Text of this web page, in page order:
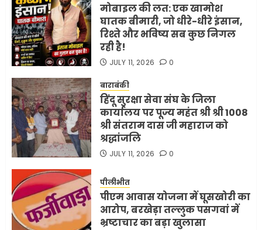
मोबाइल की लत: एक खामोश
घातक बीमारी, जो धीरे-धीरे इंसान,
रिश्ते और भविष्य सब कुछ निगल
रही है!
JULY 11, 2026 0
बाराबंकी
हिंदू सुरक्षा सेवा संघ के जिला
कार्यालय पर पूज्य महंत श्री श्री 1008
श्री संतराम दास जी महाराज को
श्रद्धांजलि
JULY 11, 2026 0
पीलीभीत
पीएम आवास योजना में घूसखोरी का
आरोप, बरखेड़ा तल्लुक पसगवां में
भ्रष्टाचार का बड़ा खुलासा